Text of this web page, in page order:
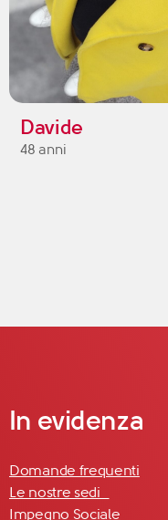
Davide
48 anni
In evidenza
Domande frequenti
Le nostre sedi
Impegno Sociale